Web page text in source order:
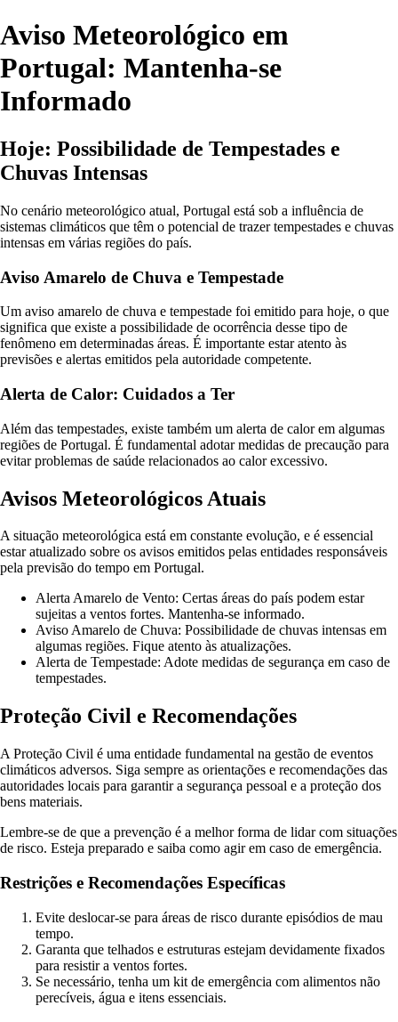
Aviso Meteorológico em
Portugal: Mantenha-se
Informado
Hoje: Possibilidade de Tempestades e
Chuvas Intensas
No cenário meteorológico atual, Portugal está sob a influência de
sistemas climáticos que têm o potencial de trazer tempestades e chuvas
intensas em várias regiões do país.
Aviso Amarelo de Chuva e Tempestade
Um aviso amarelo de chuva e tempestade foi emitido para hoje, o que
significa que existe a possibilidade de ocorrência desse tipo de
fenômeno em determinadas áreas. É importante estar atento às
previsões e alertas emitidos pela autoridade competente.
Alerta de Calor: Cuidados a Ter
Além das tempestades, existe também um alerta de calor em algumas
regiões de Portugal. É fundamental adotar medidas de precaução para
evitar problemas de saúde relacionados ao calor excessivo.
Avisos Meteorológicos Atuais
A situação meteorológica está em constante evolução, e é essencial
estar atualizado sobre os avisos emitidos pelas entidades responsáveis
pela previsão do tempo em Portugal.
Alerta Amarelo de Vento: Certas áreas do país podem estar
sujeitas a ventos fortes. Mantenha-se informado.
Aviso Amarelo de Chuva: Possibilidade de chuvas intensas em
algumas regiões. Fique atento às atualizações.
Alerta de Tempestade: Adote medidas de segurança em caso de
tempestades.
Proteção Civil e Recomendações
A Proteção Civil é uma entidade fundamental na gestão de eventos
climáticos adversos. Siga sempre as orientações e recomendações das
autoridades locais para garantir a segurança pessoal e a proteção dos
bens materiais.
Lembre-se de que a prevenção é a melhor forma de lidar com situações
de risco. Esteja preparado e saiba como agir em caso de emergência.
Restrições e Recomendações Específicas
Evite deslocar-se para áreas de risco durante episódios de mau
tempo.
Garanta que telhados e estruturas estejam devidamente fixados
para resistir a ventos fortes.
Se necessário, tenha um kit de emergência com alimentos não
perecíveis, água e itens essenciais.